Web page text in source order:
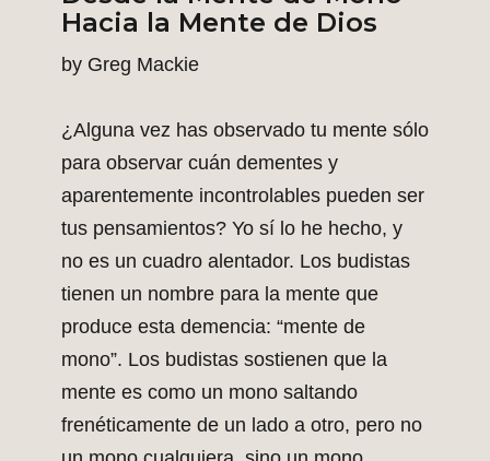
Hacia la Mente de Dios
by Greg Mackie
¿Alguna vez has observado tu mente sólo
para observar cuán dementes y
aparentemente incontrolables pueden ser
tus pensamientos? Yo sí lo he hecho, y
no es un cuadro alentador. Los budistas
tienen un nombre para la mente que
produce esta demencia: “mente de
mono”. Los budistas sostienen que la
mente es como un mono saltando
frenéticamente de un lado a otro, pero no